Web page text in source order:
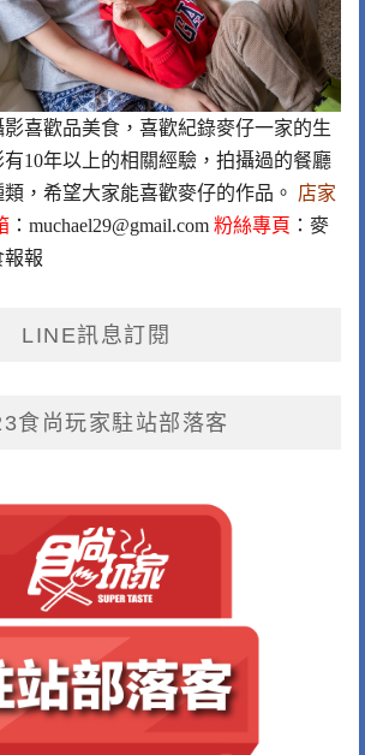
喜歡品美食，喜歡紀錄麥仔一家的生
10年以上的相關經驗，拍攝過的餐廳
，希望大家能喜歡麥仔的作品。 店家
： muchael29@gmail.com 粉絲專頁 ： 麥
報報
LINE訊息訂閱
食尚玩家駐站部落客